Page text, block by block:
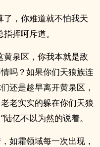
了，你难道就不怕我天
挥呵斥道。
黄泉区，你我本就是敌
吗？如果你们天狼族连
还是趁早离开黄泉区，
老实实的躲在你们天狼
亿不以为然的说着。
如霜领域每一次出现，